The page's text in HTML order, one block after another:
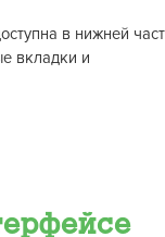
в нижней
вкладки и